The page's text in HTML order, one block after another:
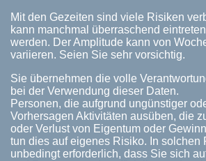
Mit den Gezeiten sind viele Risiken
kann manchmal überraschend
werden. Der Amplitude kann von
variieren. Seien Sie sehr vorsichtig.
Sie übernehmen die volle
bei der Verwendung dieser Daten.
Personen, die aufgrund ungünstiger
Vorhersagen Aktivitäten ausüben, die
oder Verlust von Eigentum oder
tun dies auf eigenes Risiko. In solchen
unbedingt erforderlich, dass Sie sich